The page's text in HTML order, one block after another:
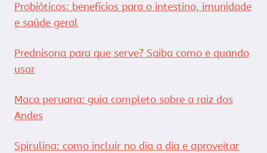
Probióticos: benefícios para o intestino, imunidade
e saúde geral
Prednisona para que serve? Saiba como e quando
usar
Maca peruana: guia completo sobre a raiz dos
Andes
Spirulina: como incluir no dia a dia e aproveitar